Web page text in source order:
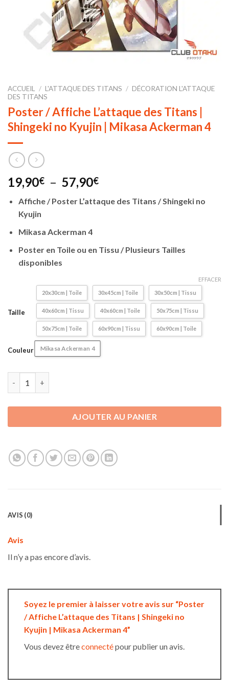
ACCUEIL / L'ATTAQUE DES TITANS / DÉCORATION L'ATTAQUE
DES TITANS
Poster / Affiche L’attaque des Titans |
Shingeki no Kyujin | Mikasa Ackerman 4
19,90€ – 57,90€Plage
prix :
Affiche / Poster L’attaque des Titans / Shingeki no
Kyujin
Mikasa Ackerman 4
Poster en Toile ou en Tissu / Plusieurs Tailles
disponibles
Taille
20x30cm | Toile 30x45cm | Toile 30x50cm | Tissu
40x60cm | Tissu 40x60cm | Toile 50x75cm | Tissu
50x75cm | Toile 60x90cm | Tissu 60x90cm | Toile
Couleur Mikasa Ackerman 4
EFFACER
AJOUTER AU PANIER
AVIS (0)
Avis
Il n’y a pas encore d’avis.
Soyez le premier à laisser votre avis sur “Poster
/ Affiche L’attaque des Titans | Shingeki no
Kyujin | Mikasa Ackerman 4”
Vous devez êtreconnectépour publier un avis.